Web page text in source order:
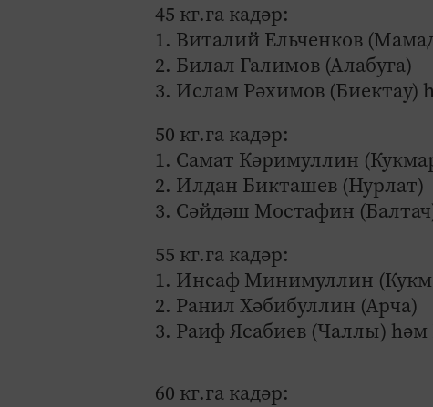
45 кг.га кадәр:
1. Виталий Ельченков
2. Билал Галимов (Алабуга)
3. Ислам Рәхимов (Биектау)
50 кг.га кадәр:
1. Самат Кәримуллин
2. Илдан Бикташев (Нурлат)
3. Сәйдәш Мостафин
55 кг.га кадәр:
1. Инсаф Минимуллин
2. Ранил Хәбибуллин (Арча)
3. Раиф Ясабиев (Чаллы) һәм
60 кг.га кадәр: